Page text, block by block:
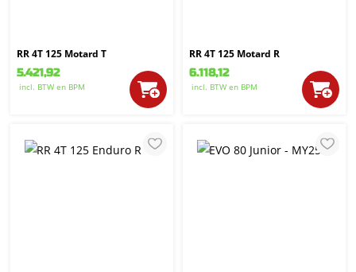
RR 4T 125 Motard T
5.421,92
incl. BTW en BPM
RR 4T 125 Motard R
6.118,12
incl. BTW en BPM